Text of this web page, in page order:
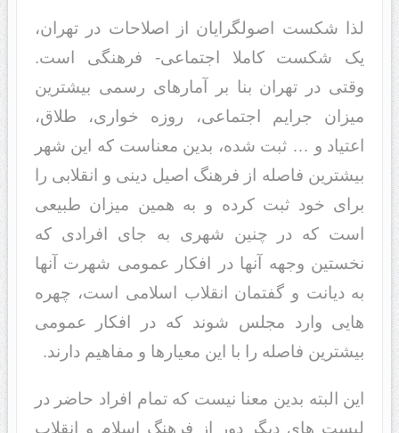
لذا شکست اصولگرایان از اصلاحات در تهران،
یک شکست کاملا اجتماعی- فرهنگی است.
وقتی در تهران بنا بر آمارهای رسمی بیشترین
میزان جرایم اجتماعی، روزه خواری، طلاق،
اعتیاد و … ثبت شده، بدین معناست که این شهر
بیشترین فاصله از فرهنگ اصیل دینی و انقلابی را
برای خود ثبت کرده و به همین میزان طبیعی
است که در چنین شهری به جای افرادی که
نخستین وجهه آنها در افکار عمومی شهرت آنها
به دیانت و گفتمان انقلاب اسلامی است، چهره
هایی وارد مجلس شوند که در افکار عمومی
بیشترین فاصله را با این معیارها و مفاهیم دارند.
این البته بدین معنا نیست که تمام افراد حاضر در
لیست های دیگر دور از فرهنگ اسلام و انقلاب